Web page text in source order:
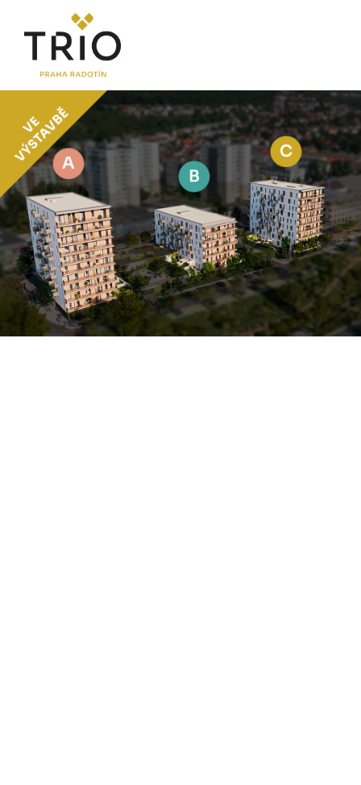
O PROJEKTU
Proč TRIO Radotín
FAQ sekce
Novinky
Postup koupě a financování
LOKALITA
CENÍK
Byty